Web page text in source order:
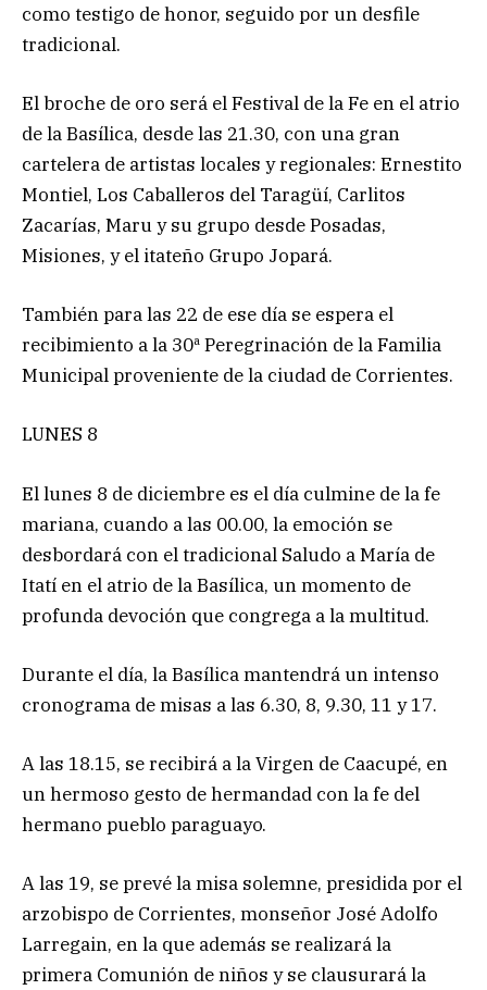
como testigo de honor, seguido por un desfile
tradicional.
El broche de oro será el Festival de la Fe en el atrio
de la Basílica, desde las 21.30, con una gran
cartelera de artistas locales y regionales: Ernestito
Montiel, Los Caballeros del Taragüí, Carlitos
Zacarías, Maru y su grupo desde Posadas,
Misiones, y el itateño Grupo Jopará.
También para las 22 de ese día se espera el
recibimiento a la 30ª Peregrinación de la Familia
Municipal proveniente de la ciudad de Corrientes.
LUNES 8
El lunes 8 de diciembre es el día culmine de la fe
mariana, cuando a las 00.00, la emoción se
desbordará con el tradicional Saludo a María de
Itatí en el atrio de la Basílica, un momento de
profunda devoción que congrega a la multitud.
Durante el día, la Basílica mantendrá un intenso
cronograma de misas a las 6.30, 8, 9.30, 11 y 17.
A las 18.15, se recibirá a la Virgen de Caacupé, en
un hermoso gesto de hermandad con la fe del
hermano pueblo paraguayo.
A las 19, se prevé la misa solemne, presidida por el
arzobispo de Corrientes, monseñor José Adolfo
Larregain, en la que además se realizará la
primera Comunión de niños y se clausurará la